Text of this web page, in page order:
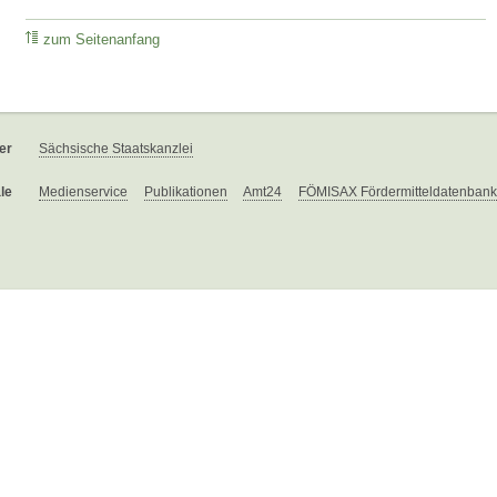
zum Seitenanfang
Sächsische Staatskanzlei
Medienservice Publikationen Amt24 FÖMISAX Fördermitteldatenbank